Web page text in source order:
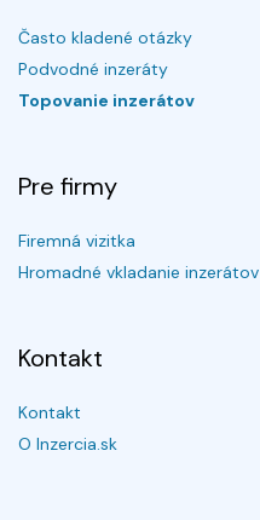
Často kladené otázky
Podvodné inzeráty
Topovanie inzerátov
Pre firmy
Firemná vizitka
Hromadné vkladanie inzerátov
Kontakt
Kontakt
O Inzercia.sk